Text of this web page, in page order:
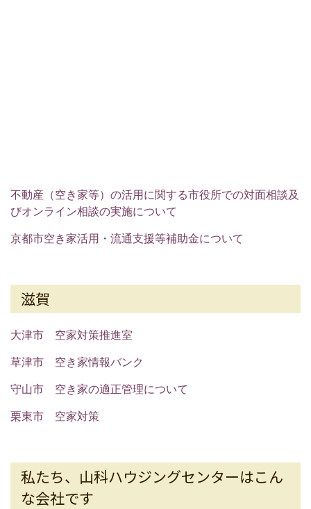
不動産（空き家等）の活用に関する市役所での対面相談及
びオンライン相談の実施について
京都市空き家活用・流通支援等補助金について
滋賀
大津市 空家対策推進室
草津市 空き家情報バンク
守山市 空き家の適正管理について
栗東市 空家対策
私たち、山科ハウジングセンターはこん
な会社です